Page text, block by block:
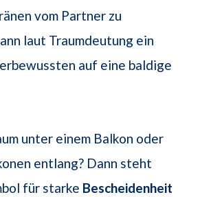
vom Partner zu
laut Traumdeutung ein
auf eine baldige
unter einem Balkon oder
entlang? Dann steht
für starke Bescheidenheit